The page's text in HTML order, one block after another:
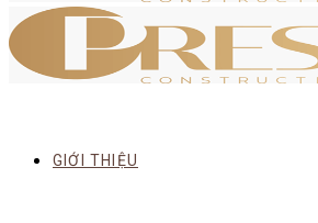
GIỚI THIỆU